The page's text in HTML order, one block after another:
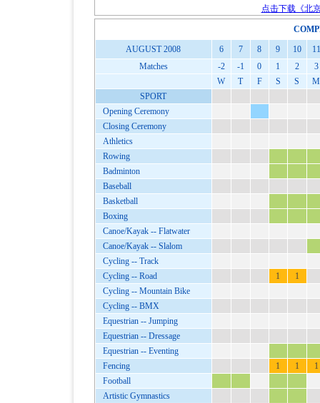
点击下载《北
AUGUST 2008
6 7 8 9 10
11
Matches
-2 -1 0 1 2
3
W
T F S S
M
SPORT
Opening Ceremony
Closing Ceremony
Athletics
Rowing
Badminton
Baseball
Basketball
Boxing
Canoe/Kayak -- Flatwater
Canoe/Kayak -- Slalom
Cycling -- Track
Cycling -- Road
1
1
Cycling -- Mountain Bike
Cycling -- BMX
Equestrian -- Jumping
Equestrian -- Dressage
Equestrian -- Eventing
Fencing
1 1
1
Football
Artistic Gymnastics